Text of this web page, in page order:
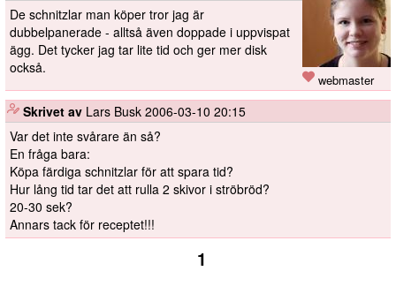
webmaster
De schnitzlar man köper tror jag är
dubbelpanerade - alltså även doppade i uppvispat
ägg. Det tycker jag tar lite tid och ger mer disk
också.
Skrivet av Lars Busk 2006-03-10 20:15
Var det inte svårare än så?
En fråga bara:
Köpa färdiga schnitzlar för att spara tid?
Hur lång tid tar det att rulla 2 skivor i ströbröd?
20-30 sek?
Annars tack för receptet!!!
1